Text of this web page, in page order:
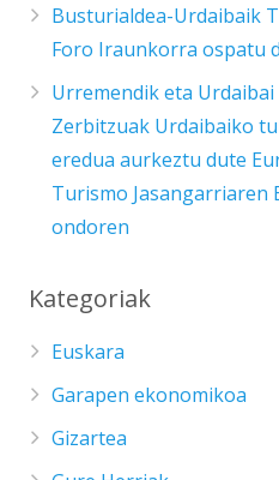
Busturialdea-Urdaibaik
Foro Iraunkorra ospatu
Urremendik eta
Zerbitzuak Urdaibaiko
eredua aurkeztu dute
Turismo
ondoren
Kategoriak
Euskara
Garapen ekonomikoa
Gizartea